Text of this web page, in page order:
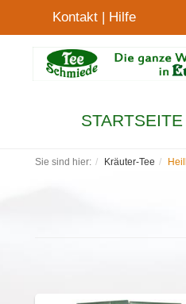
Kontakt | Hilfe
STARTSEITE
Sie sind hier: Kräuter-Tee